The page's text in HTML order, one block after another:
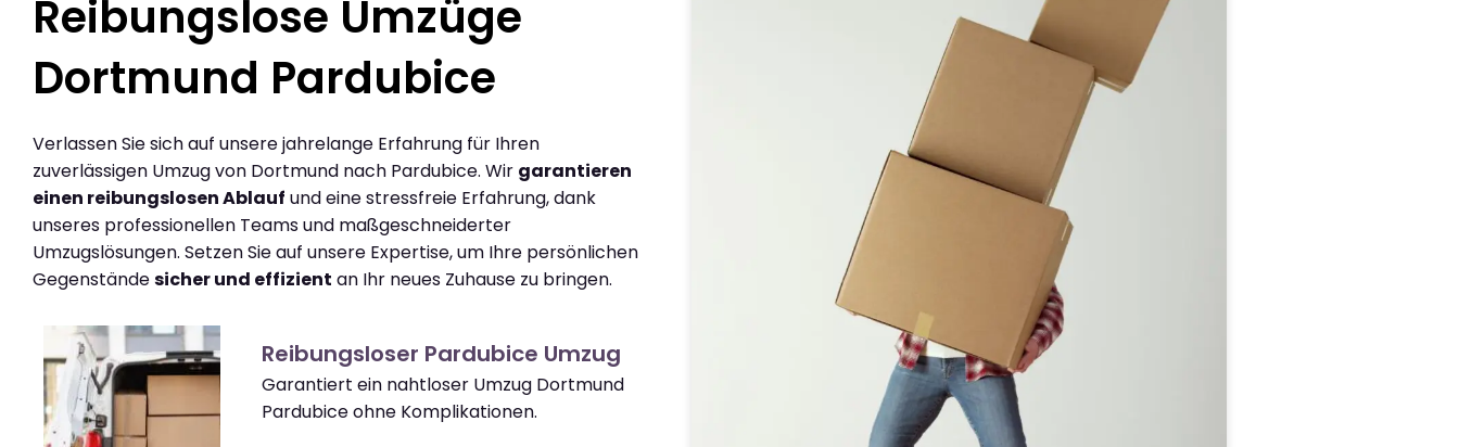
Reibungslose Umzüge
Dortmund Pardubice
Verlassen Sie sich auf unsere jahrelange Erfahrung für Ihren
zuverlässigen Umzug von Dortmund nach Pardubice. Wir garantieren
einen reibungslosen Ablauf und eine stressfreie Erfahrung, dank
unseres professionellen Teams und maßgeschneiderter
Umzugslösungen. Setzen Sie auf unsere Expertise, um Ihre persönlichen
Gegenständesicher und effizient an Ihr neues Zuhause zu bringen.
Reibungsloser Pardubice Umzug
Garantiert ein nahtloser Umzug Dortmund
Pardubice ohne Komplikationen.